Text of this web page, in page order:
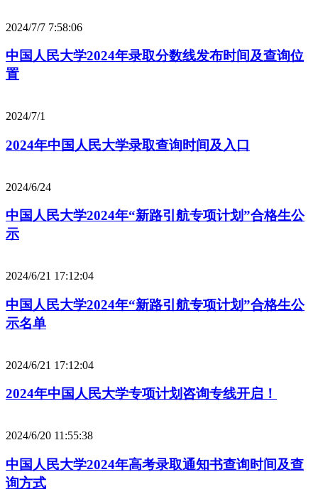
2024/7/7 7:58:06
中国人民大学2024年录取分数线发布时间及查询位
置
2024/7/1
2024年中国人民大学录取查询时间及入口
2024/6/24
中国人民大学2024年“新路引航专项计划”合格生公
示
2024/6/21 17:12:04
中国人民大学2024年“新路引航专项计划”合格生公
示名单
2024/6/21 17:12:04
2024年中国人民大学专项计划咨询专线开启！
2024/6/20 11:55:38
中国人民大学2024年高考录取通知书查询时间及查
询方式